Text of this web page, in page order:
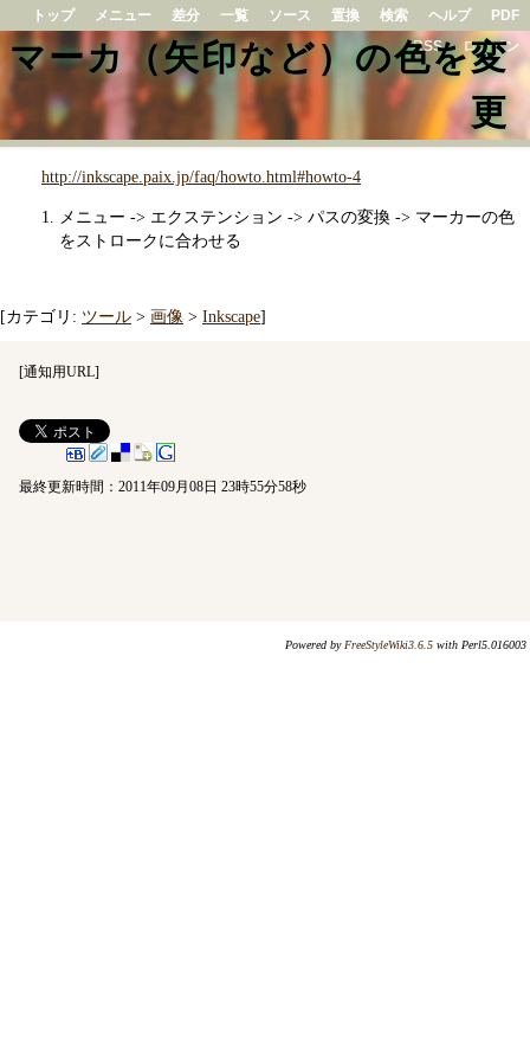
トップ メニュー 差分 一覧 ソース 置換 検索 ヘルプ
PDF
RSS
ログイン
マーカ（矢印など）の色を変
更
http://inkscape.paix.jp/faq/howto.html#howto-4
メニュー -> エクステンション -> パスの変換 -> マーカーの色
をストロークに合わせる
[カテゴリ: ツール > 画像 > Inkscape]
[通知用URL]
最終更新時間：2011年09月08日 23時55分58秒
Powered by FreeStyleWiki3.6.5 with Perl5.016003